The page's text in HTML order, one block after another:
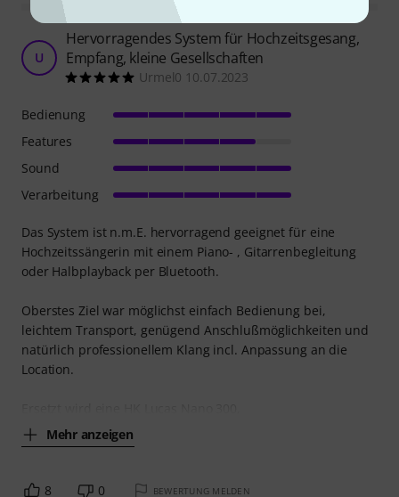
U
Hervorragendes System für Hochzeitsgesang,
Empfang, kleine Gesellschaften
Urmel0 10.07.2023
Das System ist n.m.E. hervorragend geeignet für eine
Hochzeitssängerin mit einem Piano- , Gitarrenbegleitung
oder Halbplayback per Bluetooth.
Oberstes Ziel war möglichst einfach Bedienung bei,
leichtem Transport, genügend Anschlußmöglichkeiten und
natürlich professionellem Klang incl. Anpassung an die
Location.
Mehr anzeigen
Bedienung
Features
Sound
Verarbeitung
8 0 BEWERTUNG MELDEN